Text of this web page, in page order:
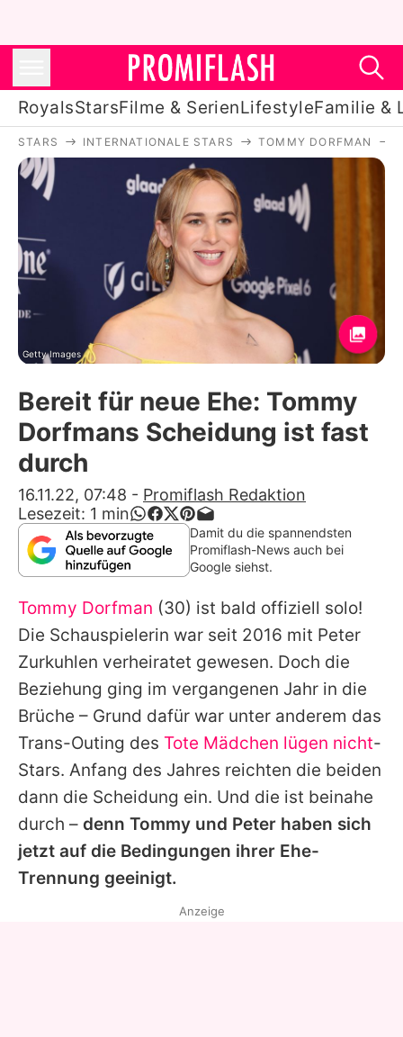
RoyalsStarsFilme & SerienLifestyleFamilie &
Royals
Stars
Filme & Serien
Lifestyle
Familie & Liebe
Promiflash Exklusiv
Alle Themen auf Promiflash
App runterladen
Team
Redaktionelle Richtlinien
Impressum
Datenschutzerklärung
Nutzungsbedingungen
Utiq verwalten
STARS INTERNATIONALE STARS TOMMY DORFMAN
Getty Images
Bereit für neue Ehe: Tommy
Dorfmans Scheidung ist fast
durch
16.11.22, 07:48 - Promiflash Redaktion
Lesezeit: 1 min
Damit du die spannendsten
Promiflash-News auch bei
Google siehst.
Tommy Dorfman (30) ist bald offiziell solo!
Die Schauspielerin war seit 2016 mit Peter
Zurkuhlen verheiratet gewesen. Doch die
Beziehung ging im vergangenen Jahr in die
Brüche – Grund dafür war unter anderem das
Trans-Outing des Tote Mädchen lügen nicht-
Stars. Anfang des Jahres reichten die beiden
dann die Scheidung ein. Und die ist beinahe
durch – denn Tommy und Peter haben sich
jetzt auf die Bedingungen ihrer Ehe-
Trennung geeinigt.
Anzeige